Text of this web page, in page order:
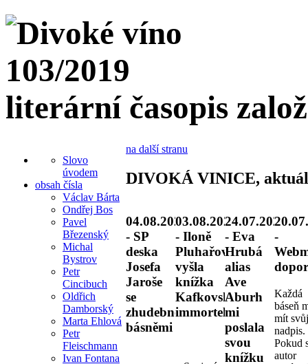
literární časopis
Slovo
úvodem
obsah čísla
Václav Bárta
Ondřej Bos
Pavel
Březenský
Michal
Bystrov
Petr
Cincibuch
Oldřich
Damborský
Marta Ehlová
Petr
Fleischmann
Ivan Fontana
na další stranu
DIVOKÁ VINICE,
04.08.2026
- SP
deska
Josefa
Jaroše
se
zhudebněnými
básněmi
03.08.2026
- Iloně
Pluhařové
vyšla
knížka
Kafkovské
immortelly.
24.07.2026
- Eva
Hrubá
alias
Ave
Aburh
mi
poslala
svou
knížku
-
Každá
báseň
mít
nadpis.
Pokud
autor